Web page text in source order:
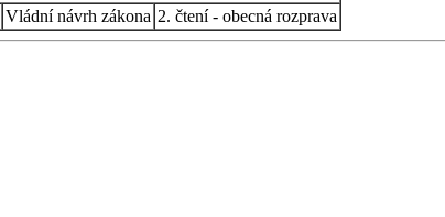
Vládní návrh zákona 2. čtení - obecná rozprava